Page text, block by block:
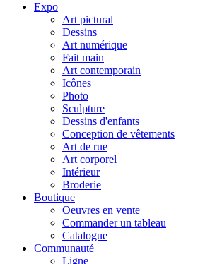
Expo
Art pictural
Dessins
Art numérique
Fait main
Art contemporain
Icônes
Photo
Sculpture
Dessins d'enfants
Conception de vêtements
Art de rue
Art corporel
Intérieur
Broderie
Boutique
Oeuvres en vente
Commander un tableau
Catalogue
Communauté
Ligne